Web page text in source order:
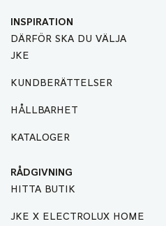
INSPIRATION
DÄRFÖR SKA DU VÄLJA
JKE
KUNDBERÄTTELSER
HÅLLBARHET
KATALOGER
RÅDGIVNING
HITTA BUTIK
JKE X ELECTROLUX HOME